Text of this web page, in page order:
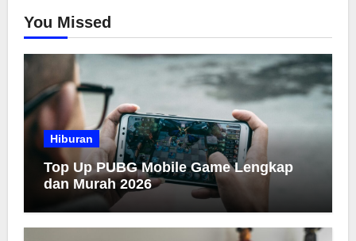
You Missed
Hiburan
Top Up PUBG Mobile Game Lengkap
dan Murah 2026